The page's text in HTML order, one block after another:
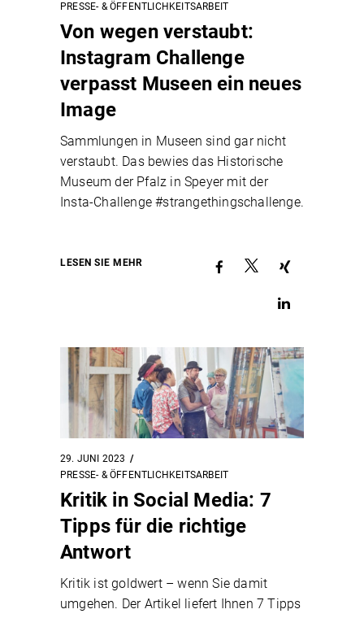
PRESSE- & ÖFFENTLICHKEITSARBEIT
Von wegen verstaubt:
Instagram Challenge
verpasst Museen ein neues
Image
Sammlungen in Museen sind gar nicht
verstaubt. Das bewies das Historische
Museum der Pfalz in Speyer mit der
Insta-Challenge #strangethingschallenge.
LESEN SIE MEHR
29. JUNI 2023
PRESSE- & ÖFFENTLICHKEITSARBEIT
Kritik in Social Media: 7
Tipps für die richtige
Antwort
Kritik ist goldwert – wenn Sie damit
umgehen. Der Artikel liefert Ihnen 7 Tipps